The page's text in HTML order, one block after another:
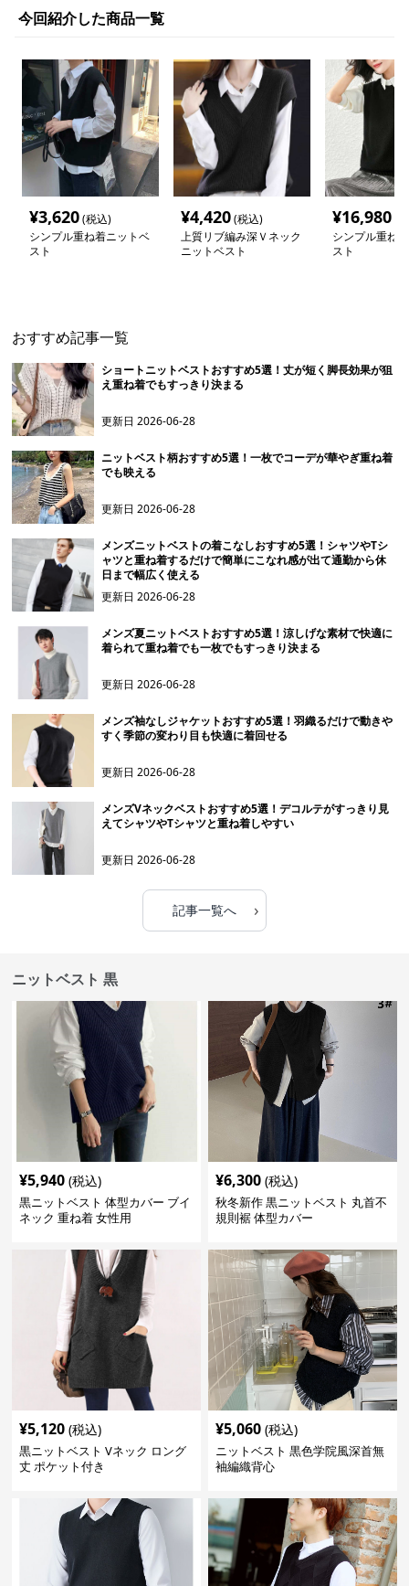
今回紹介した商品一覧
¥3,620(税込)
シンプル重ね着ニットベ
スト
¥4,420(税込)
上質リブ編み深Ｖネック
ニットベスト
¥16,980
シンプル重ね
スト
おすすめ記事一覧
ショートニットベストおすすめ5選！丈が短く脚長効果が狙
え重ね着でもすっきり決まる
更新日2026-06-28
ニットベスト柄おすすめ5選！一枚でコーデが華やぎ重ね着
でも映える
更新日2026-06-28
メンズニットベストの着こなしおすすめ5選！シャツやTシ
ャツと重ね着するだけで簡単にこなれ感が出て通勤から休
日まで幅広く使える
更新日2026-06-28
メンズ夏ニットベストおすすめ5選！涼しげな素材で快適に
着られて重ね着でも一枚でもすっきり決まる
更新日2026-06-28
メンズ袖なしジャケットおすすめ5選！羽織るだけで動きや
すく季節の変わり目も快適に着回せる
更新日2026-06-28
メンズVネックベストおすすめ5選！デコルテがすっきり見
えてシャツやTシャツと重ね着しやすい
更新日2026-06-28
記事一覧へ ›
ニットベスト 黒
¥5,940 (税込)
黒ニットベスト 体型カバー ブイ
ネック 重ね着 女性用
¥6,300 (税込)
秋冬新作 黒ニットベスト 丸首不
規則裾 体型カバー
¥5,120 (税込)
黒ニットベスト Vネック ロング
丈 ポケット付き
¥5,060 (税込)
ニットベスト 黒色学院風深首無
袖編織背心